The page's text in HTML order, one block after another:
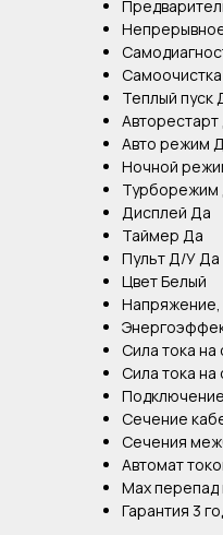
Теплый пуск
Авторестарт
Авто режим
Ночной
Турборежим
Дисплей Да
Таймер Да
Пульт Д/У Да
Цвет Белый
Напряжение,
Сила тока
Сила тока на
Сечение
Сечения
Автомат
Max перепад
Гарантия 3